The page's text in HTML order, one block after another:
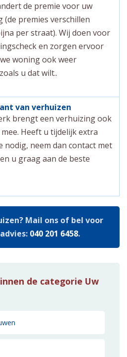
de premie voor uw
premies verschillen
per straat). Wij doen voor
en zorgen ervoor
woning ook weer
u dat wilt..
van verhuizen
brengt een verhuizing ook
Heeft u tijdelijk extra
nodig, neem dan contact met
u graag aan de beste
Mail ons of bel voor
040 201 6458.
de categorie Uw